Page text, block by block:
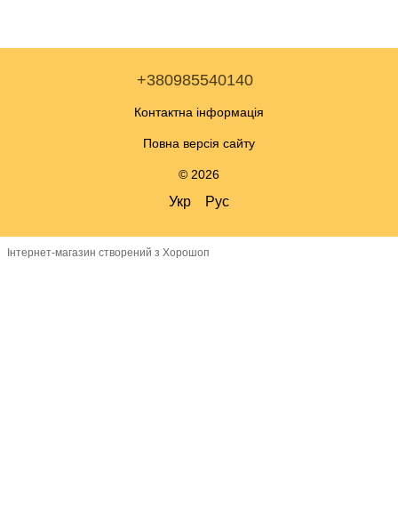
+380985540140
Контактна інформація
Повна версія сайту
© 2026
Укр Рус
Інтернет-магазин створений з Хорошоп